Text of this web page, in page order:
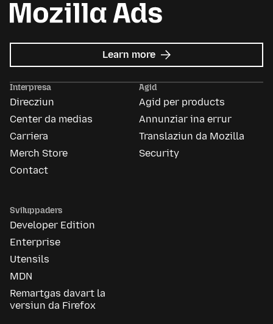
Learn more about
Mozilla
Interpresa
Direcziun
Center da medias
Carriera
Merch Store
Contact
Agid
Agid per products
Annunziar ina errur
Translaziun da Mozilla
Security
Sviluppaders
Developer Edition
Enterprise
Utensils
MDN
Remartgas davart la
versiun da Firefox